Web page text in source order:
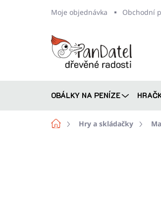
Moje objednávka Obchodní
OBÁLKY NA PENÍZE
DomůHry a skládačky